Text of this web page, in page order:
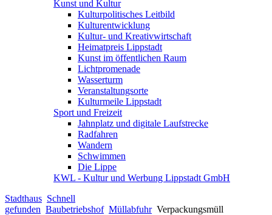
Kunst und Kultur
Kulturpolitisches Leitbild
Kulturentwicklung
Kultur- und Kreativwirtschaft
Heimatpreis Lippstadt
Kunst im öffentlichen Raum
Lichtpromenade
Wasserturm
Veranstaltungsorte
Kulturmeile Lippstadt
Sport und Freizeit
Jahnplatz und digitale Laufstrecke
Radfahren
Wandern
Schwimmen
Die Lippe
KWL - Kultur und Werbung Lippstadt GmbH
Stadthaus Schnell
gefunden Baubetriebshof MüllabfuhrVerpackungsmüll